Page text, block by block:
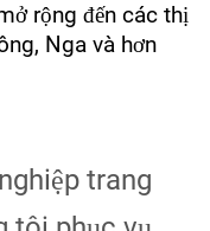
rộng đến các thị
Nga và hơn
trang